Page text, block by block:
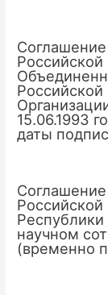
15.06.1993
даты
Республики
научном
(временно